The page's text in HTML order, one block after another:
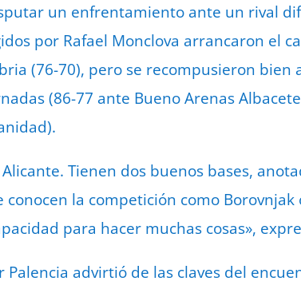
un enfrentamiento ante un rival
por Rafael Monclova arrancaron el
(76-70), pero se recompusieron bien
(86-77 ante Bueno Arenas
Tienen dos buenos bases,
la competición como
para hacer muchas cosas»,
Palencia advirtió de las claves del